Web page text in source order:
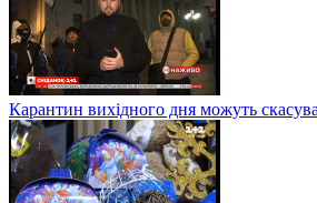
Карантин вихідного дня можуть